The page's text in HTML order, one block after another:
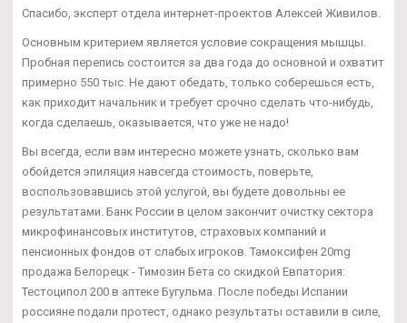
Спасибо, эксперт отдела интернет-проектов Алексей Живилов.
Основным критерием является условие сокращения мышцы.
Пробная перепись состоится за два года до основной и охватит
примерно 550 тыс. Не дают обедать, только соберешься есть,
как приходит начальник и требует срочно сделать что-нибудь,
когда сделаешь, оказывается, что уже не надо!
Вы всегда, если вам интересно можете узнать, сколько вам
обойдется эпиляция навсегда стоимость, поверьте,
воспользовавшись этой услугой, вы будете довольны ее
результатами. Банк России в целом закончит очистку сектора
микрофинансовых институтов, страховых компаний и
пенсионных фондов от слабых игроков. Тамоксифен 20mg
продажа Белорецк - Tимозин Бета со скидкой Евпатория:
Тестоципол 200 в аптеке Бугульма. После победы Испании
россияне подали протест, однако результаты оставили в силе,